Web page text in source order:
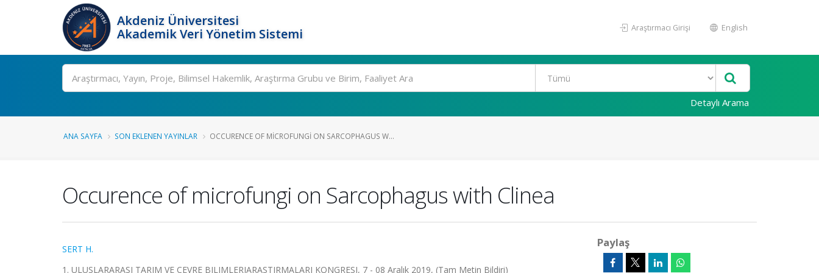
Akdeniz Üniversitesi
Akademik Veri Yönetim Sistemi
Araştırmacı Girişi English
Ara
Detaylı Arama
ANA SAYFA SON EKLENEN YAYINLAR OCCURENCE OF MICROFUNGI ON SARCOPHAGUS W...
Occurence of microfungi on Sarcophagus with Clinea
SERT H.
1. ULUSLARARASI TARIM VE ÇEVRE BILIMLERIARASTIRMALARI KONGRESI, 7 - 08 Aralık 2019, (Tam Metin Bildiri)
Paylaş